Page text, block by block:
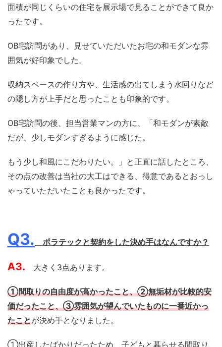
面積が同じくらいの住宅を展示場で見ることができて良か
ったです。
OB宅訪問があり、見せていただいたお宅の和モダンな雰
囲気が好印象でした。
収納スペースの作り方や、生活感の出てしまう水回りなど
の隠し方が上手だと思ったことも印象的です。
OB宅訪問の後、担当営業マンの方に、「和モダンが素敵
だが、少しモダンすぎるように感じた。
もう少し和風にこだわりたい。」と正直に話したところ、
その点の改善は当社の大工はできる、得意であるとおっし
ゃっていただいたことも良かったです。
Q3. ポラテックと契約をした決め手はなんですか？
A3. 大きく3点あります。
①間取りの自由度が高かったこと、②無垢材が比較的安
価だったこと、③雰囲気が望んでいたものに一番近かっ
たことが決め手となりました。
①出産したばかりだったため、子どもと暮らせる間取り